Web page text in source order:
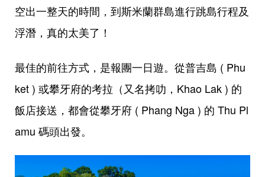
空出一整天的時間，到斯米蘭群島進行跳島行程及
浮潛，真的太美了！
最佳的前往方式，是報團一日遊。從普吉島 ( Phu
ket ) 或攀牙府的考拉（又名拷叻，Khao Lak ) 的
飯店接送，都會從攀牙府 ( Phang Nga ) 的 Thu Pl
amu 碼頭出發。